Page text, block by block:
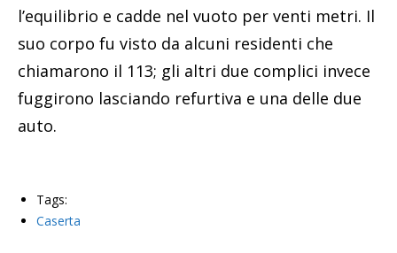
l’equilibrio e cadde nel vuoto per venti metri. Il
suo corpo fu visto da alcuni residenti che
chiamarono il 113; gli altri due complici invece
fuggirono lasciando refurtiva e una delle due
auto.
Tags:
Caserta